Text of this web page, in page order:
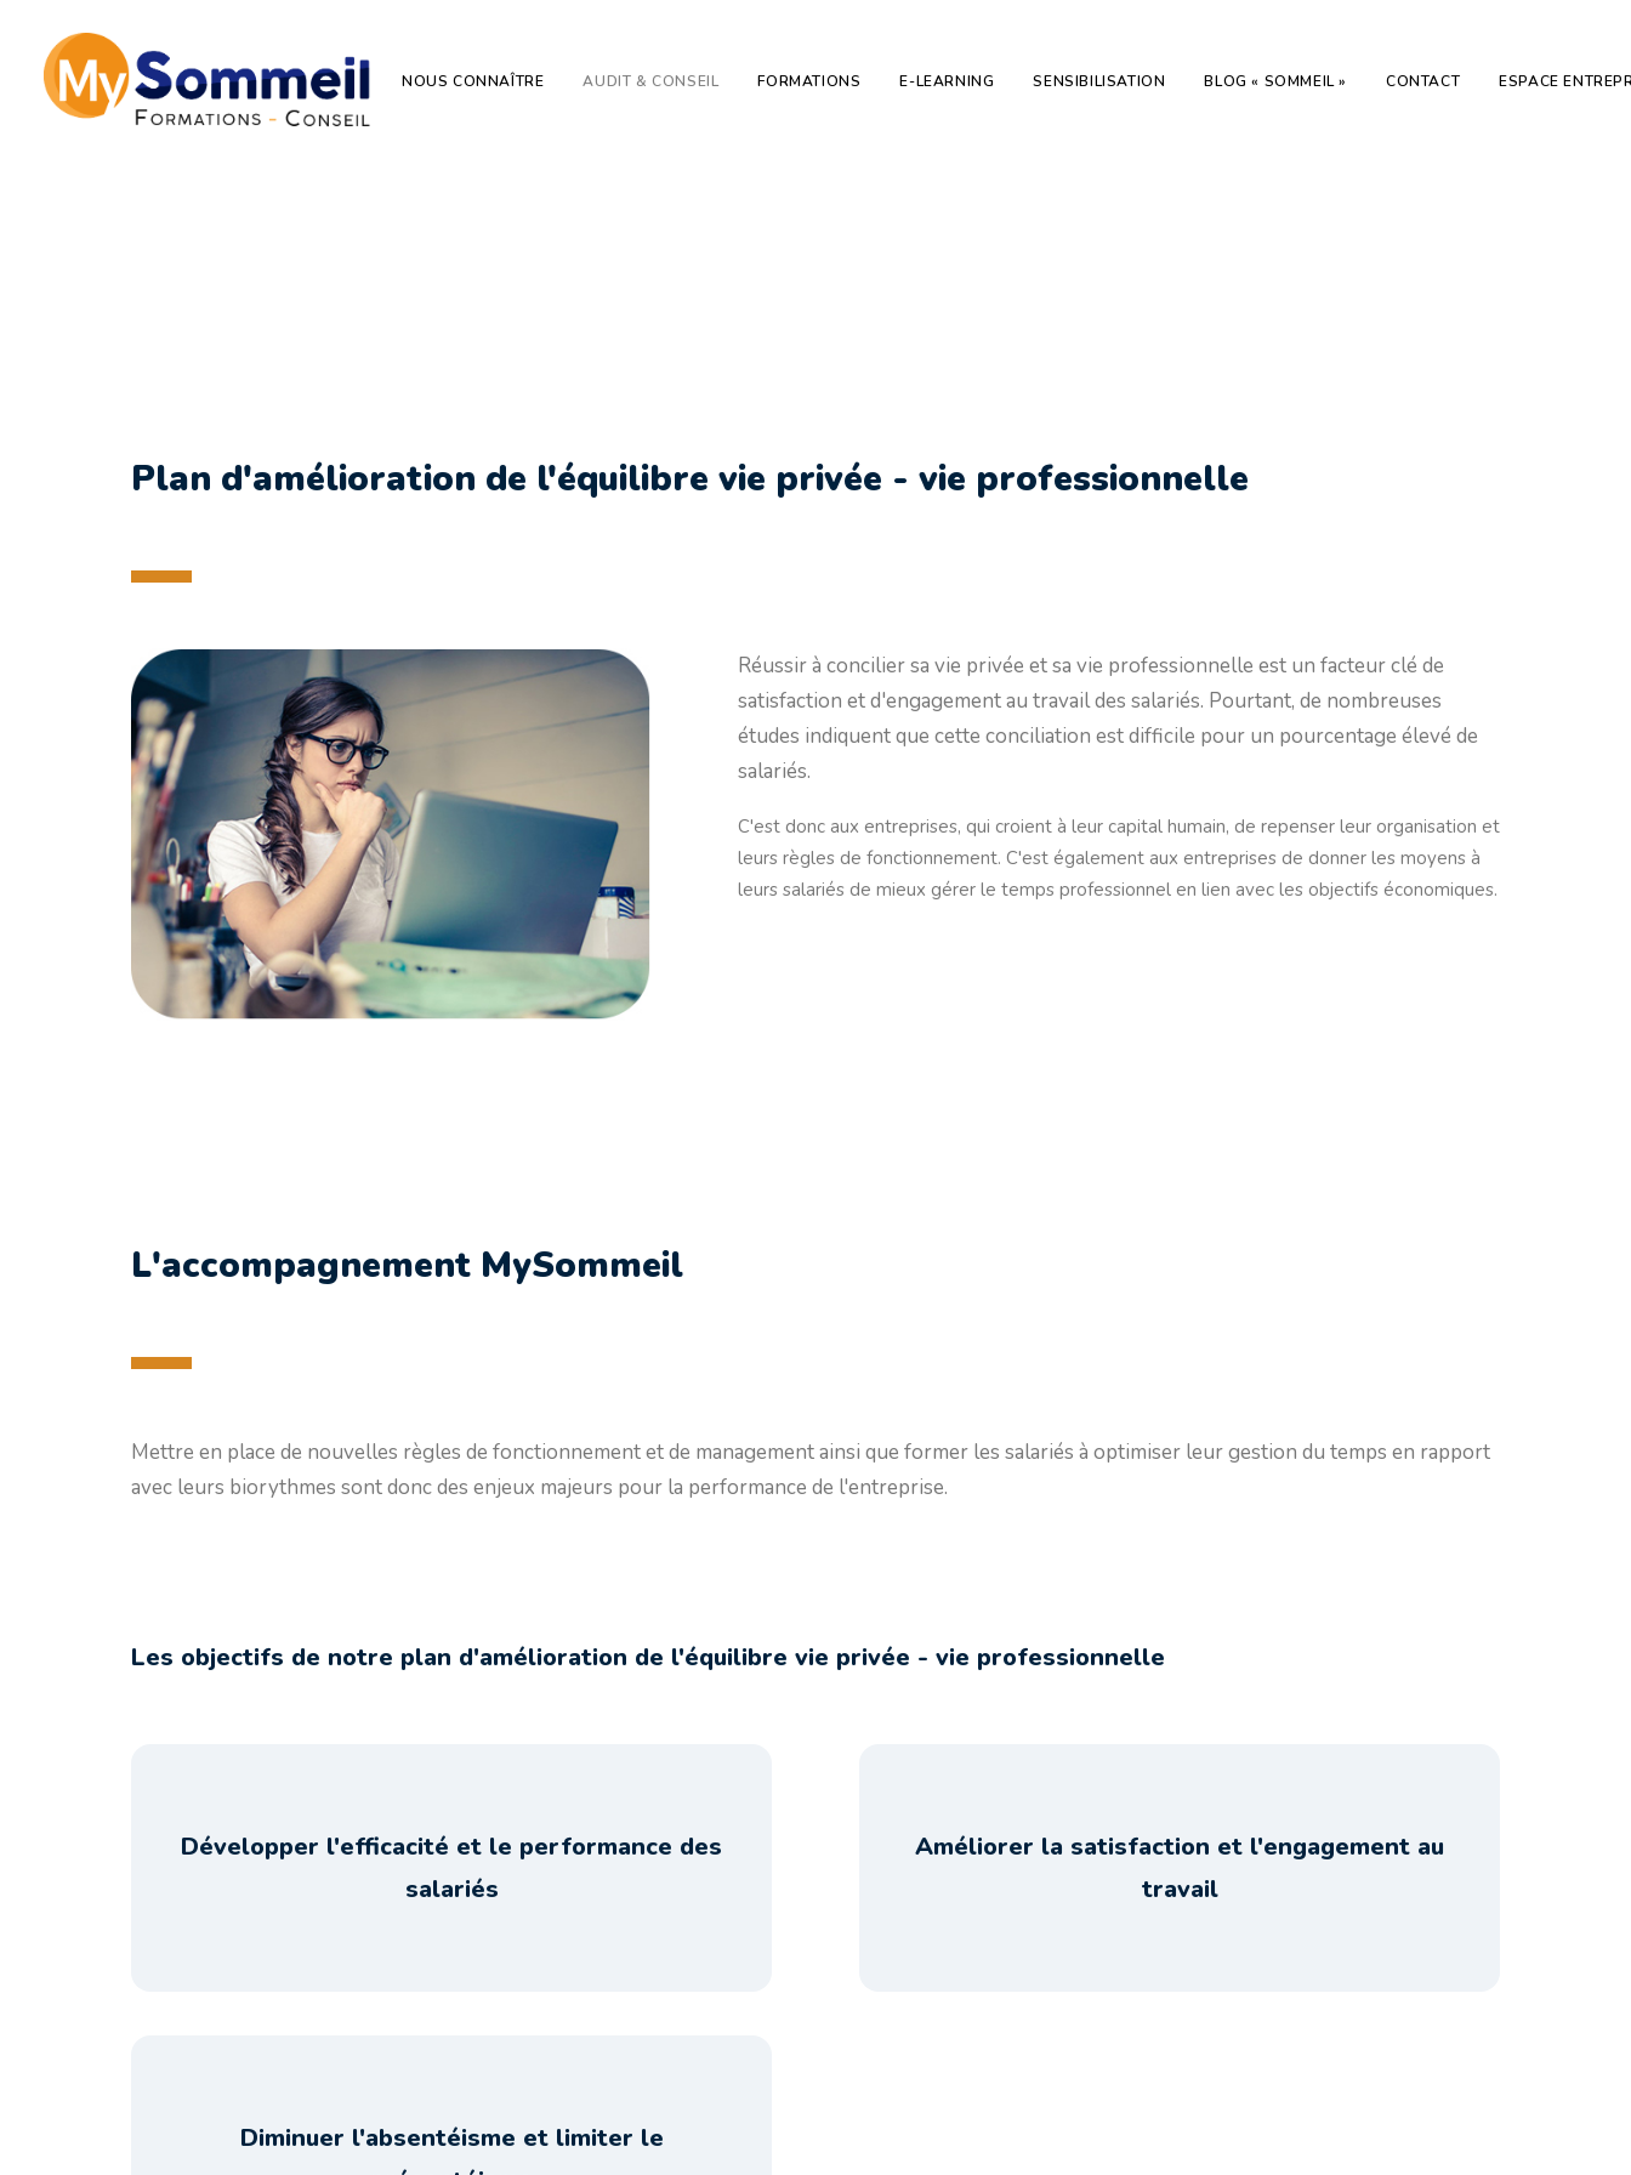
NOUS CONNAÎTRE AUDIT & CONSEIL FORMATIONS E-LEARNING SENSIBILISATION BLOG « SOMMEIL » CONTACT ESPACE
Plan d'amélioration de l'équilibre vie privée - vie professionnelle
Réussir à concilier sa vie privée et sa vie professionnelle est un facteur clé de
satisfaction et d'engagement au travail des salariés. Pourtant, de nombreuses
études indiquent que cette conciliation est difficile pour un pourcentage élevé de
salariés.
C'est donc aux entreprises, qui croient à leur capital humain, de repenser leur organisation et
leurs règles de fonctionnement. C'est également aux entreprises de donner les moyens à
leurs salariés de mieux gérer le temps professionnel en lien avec les objectifs économiques.
L'accompagnement MySommeil
Mettre en place de nouvelles règles de fonctionnement et de management ainsi que former les salariés à optimiser leur gestion du temps en rapport
avec leurs biorythmes sont donc des enjeux majeurs pour la performance de l'entreprise.
Les objectifs de notre plan d'amélioration de l'équilibre vie privée - vie professionnelle
Développer l'efficacité et le performance des
salariés
Améliorer la satisfaction et l'engagement au
travail
Diminuer l'absentéisme et limiter le